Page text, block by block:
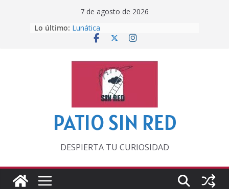
7 de agosto de 2026
Lo último: Lunática
Pero, hasta entonces…
‘La broma infinita’ de recomendar
lecturas veraniegas
Otra del Mundial
PATIO SIN RED
DESPIERTA TU CURIOSIDAD